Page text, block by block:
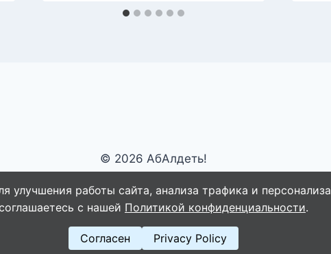
© 2026 АбАлдеть!
улучшения работы сайта, анализа трафика и
с нашей Политикой конфиденциальности.
Согласен Privacy Policy